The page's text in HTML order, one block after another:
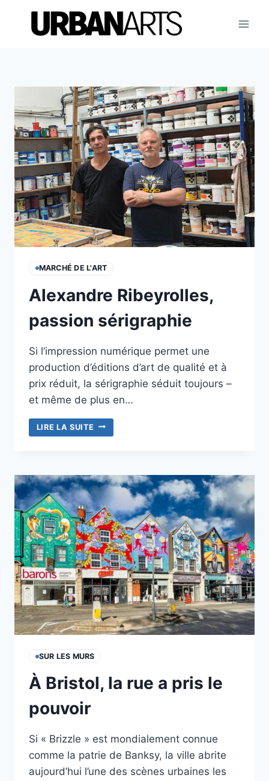
contenu
MARCHÉ DE L'ART
Alexandre Ribeyrolles,
passion sérigraphie
Si l’impression numérique permet une
production d’éditions d’art de qualité et à
prix réduit, la sérigraphie séduit toujours –
et même de plus en…
LIRE LA SUITE ALEXANDRE
RIBEYROLLES,
SUR LES MURS
À Bristol, la rue a pris le
pouvoir
Si « Brizzle » est mondialement connue
comme la patrie de Banksy, la ville abrite
aujourd’hui l’une des scènes urbaines les